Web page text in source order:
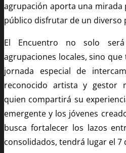
agrupación aporta una
público disfrutar de un diverso
El Encuentro no solo
agrupaciones locales, sino
jornada especial de
reconocido artista y gestor
quien compartirá su
emergente y los jóvenes
busca fortalecer los lazos
consolidados, tendrá lugar el 7